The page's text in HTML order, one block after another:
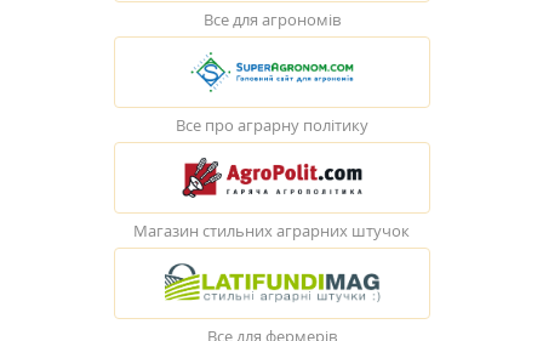
Все для агрономів
Все про аграрну політику
Магазин стильних аграрних штучок
Все для фермерів